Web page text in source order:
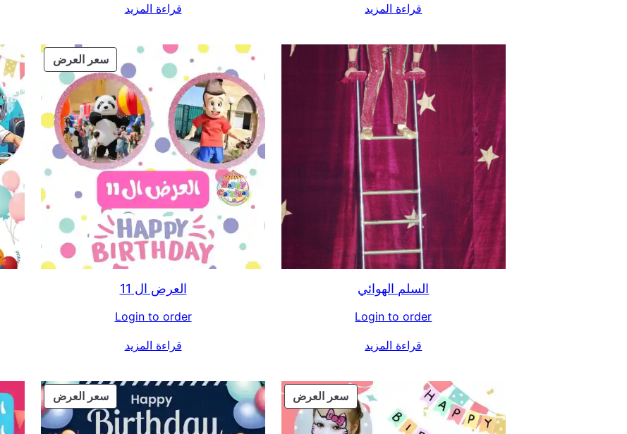
قراءة المزيد قراءة المزيد
السلم الهوائي
Login to order
قراءة المزيد
سعر العرض
مخفض
العرض ال 11
Login to order
قراءة المزيد
سعر العرضمنتج
مخفض
سعر العرض منتج
مخفض